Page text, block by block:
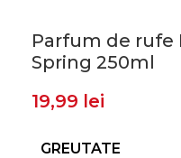
Parfum de rufe
Spring 250ml
19,99 lei
GREUTATE